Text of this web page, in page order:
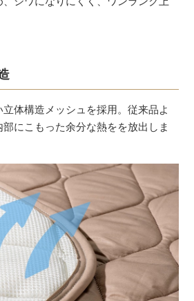
体構造メッシュを採用。従来品よ
にこもった余分な熱をを放出しま